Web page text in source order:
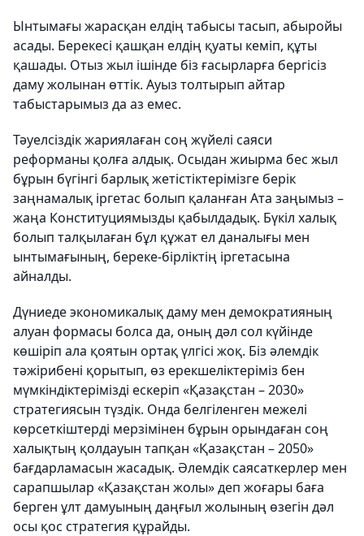
Ынтымағы жарасқан елдің табысы тасып, абыройы
асады. Берекесі қашқан елдің қуаты кеміп, құты
қашады. Отыз жыл ішінде біз ғасырларға бергісіз
даму жолынан өттік. Ауыз толтырып айтар
табыстарымыз да аз емес.
Тәуелсіздік жариялаған соң жүйелі саяси
реформаны қолға алдық. Осыдан жиырма бес жыл
бұрын бүгінгі барлық жетістіктерімізге берік
заңнамалық іргетас болып қаланған Ата заңымыз –
жаңа Конституциямызды қабылдадық. Бүкіл халық
болып талқылаған бұл құжат ел даналығы мен
ынтымағының, береке-бірліктің іргетасына
айналды.
Дүниеде экономикалық даму мен демократияның
алуан формасы болса да, оның дәл сол күйінде
көшіріп ала қоятын ортақ үлгісі жоқ. Біз әлемдік
тәжірибені қорытып, өз ерекшеліктеріміз бен
мүмкіндіктерімізді ескеріп «Қазақстан – 2030»
стратегиясын түздік. Онда белгіленген межелі
көрсеткіштерді мерзімінен бұрын орындаған соң
халықтың қолдауын тапқан «Қазақстан – 2050»
бағдарламасын жасадық. Әлемдік саясаткерлер мен
сарапшылар «Қазақстан жолы» деп жоғары баға
берген ұлт дамуының даңғыл жолының өзегін дәл
осы қос стратегия құрайды.